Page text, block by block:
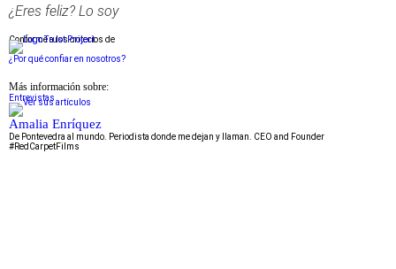
¿Eres feliz? Lo soy
Conforme a los criterios de
¿Por qué confiar en nosotros?
Más información sobre:
Entrevistas
Amalia Enríquez
De Pontevedra al mundo. Periodista donde me dejan y llaman. CEO and Founder
#RedCarpetFilms